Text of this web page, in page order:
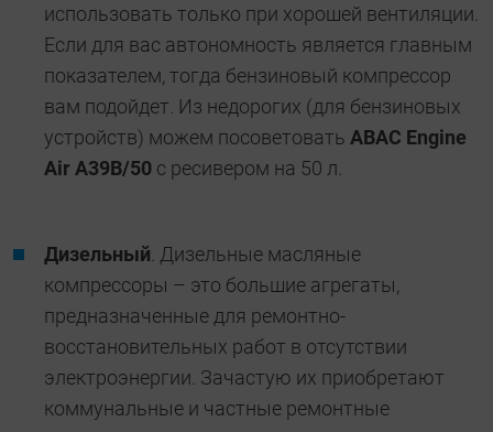
использовать только при хорошей вентиляции.
Если для вас автономность является главным
показателем, тогда бензиновый компрессор
вам подойдет. Из недорогих (для бензиновых
устройств) можем посоветовать ABAC Engine
Air A39B/50 с ресивером на 50 л.
Дизельный . Дизельные масляные
компрессоры – это большие агрегаты,
предназначенные для ремонтно-
восстановительных работ в отсутствии
электроэнергии. Зачастую их приобретают
коммунальные и частные ремонтные